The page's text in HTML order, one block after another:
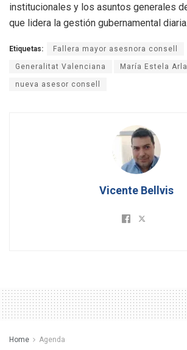
institucionales y los asuntos generales
que lidera la gestión gubernamental diaria.
Etiquetas: Fallera mayor asesnora consell
Generalitat Valenciana María Estela
nueva asesor consell
Vicente Bellvis
Home Agenda